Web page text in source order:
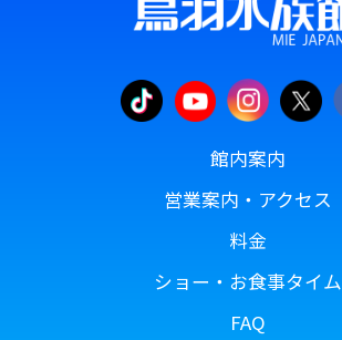
館内案内
営業案内・アクセス
料金
ショー・お食事タイム
FAQ